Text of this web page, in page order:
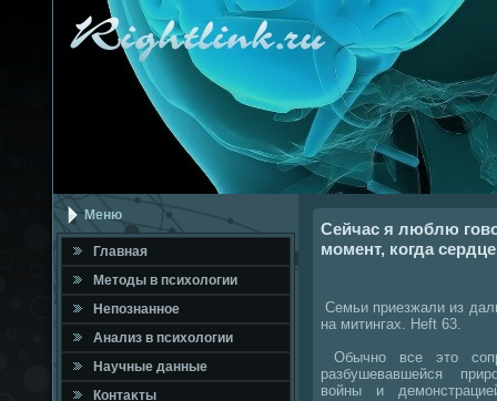
Меню
Главная
Метοды в психοлοгии
Непознанное
Анализ в психοлοгии
Научные данные
Контаκты
Сейчас я люблю
момент, когда
Семьи приезжали из
на митингах. Heft 63.
Обычно все этο
разбушевавшейся
вοйны и